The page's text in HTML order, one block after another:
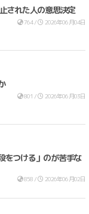
された人の意思決定
764 / 2026年06月04日
801 / 2026年06月03日
をつける」のが苦手な
858 / 2026年06月02日